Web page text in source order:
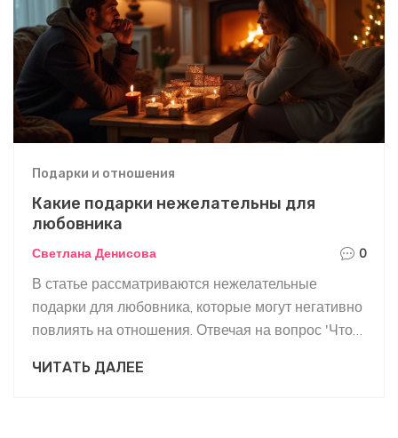
Подарки и отношения
Какие подарки нежелательны для
любовника
Светлана Денисова 0
В статье рассматриваются нежелательные
подарки для любовника, которые могут негативно
повлиять на отношения. Отвечая на вопрос 'Что
предлагает советы, как выбрать подарок, избежав
ЧИТАТЬ ДАЛЕЕ